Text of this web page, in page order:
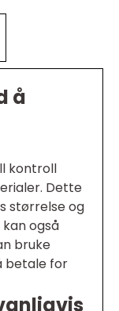
å
kontroll
Dette
størrelse og
også
bruke
betale for